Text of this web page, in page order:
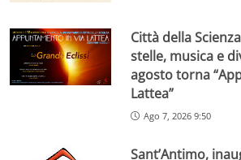
Città della
stelle, musica e
agosto torna
Lattea”
Ago 7, 2026 9:50
Sant’Antimo,